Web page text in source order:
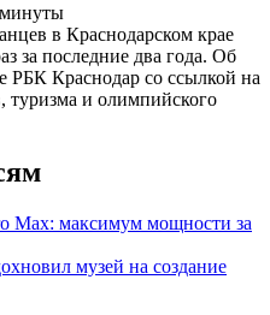
в Краснодарском крае
за последние два года. Об
РБК Краснодар со ссылкой на
туризма и олимпийского
Max: максимум мощности за
музей на создание